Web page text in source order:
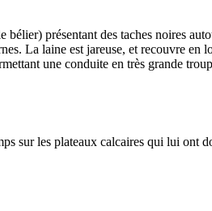
présentant des taches noires
La laine est jareuse, et recouvre
une conduite en très grande
sur les plateaux calcaires qui lui ont